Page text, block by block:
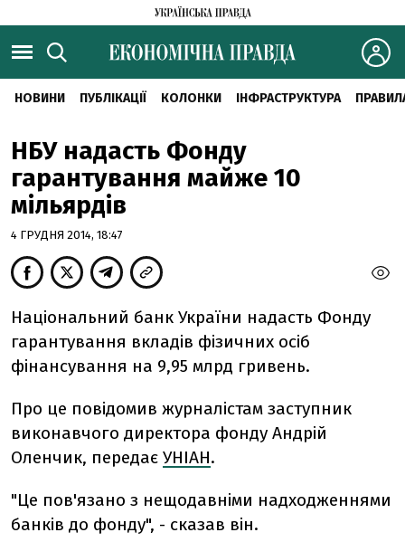
НОВИНИ ПУБЛІКАЦІЇ КОЛОНКИ ІНФРАСТРУКТУРА
НБУ надасть Фонду
гарантування майже 10
мільярдів
4 ГРУДНЯ 2014, 18:47
Національний банк України надасть Фонду
гарантування вкладів фізичних осіб
фінансування на 9,95 млрд гривень.
Про це повідомив журналістам заступник
виконавчого директора фонду Андрій
Оленчик, передає УНІАН.
"Це пов'язано з нещодавніми надходженнями
банків до фонду", - сказав він.